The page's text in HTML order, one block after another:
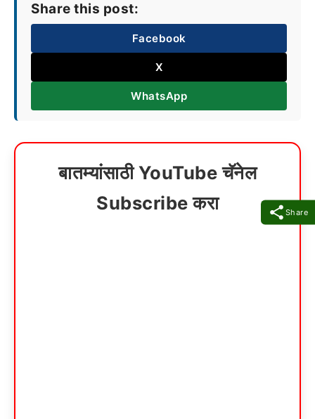
Share
Share this post:
Facebook
X
WhatsApp
बातम्यांसाठी YouTube चॅनेल
Subscribe करा